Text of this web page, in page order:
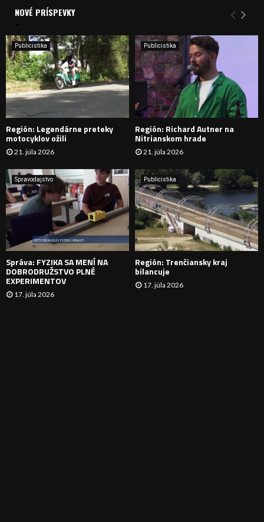
i
e
:
Y
H
D
A
N
I
E
NOVÉ PRÍSPEVKY
Publicistika
Región: Legendárne preteky
motocyklov ožili
21. júla 2026
Publicistika
Región: Richard Autner na
Nitrianskom hrade
21. júla 2026
Spravodajstvo
Správa: FYZIKA SA MENÍ NA
DOBRODRUŽSTVO PLNÉ
EXPERIMENTOV
17. júla 2026
Publicistika
Región: Trenčiansky kraj
bilancuje
17. júla 2026